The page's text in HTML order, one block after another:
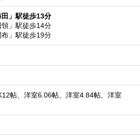
」駅徒歩13分
」駅徒歩14分
」駅徒歩19分
帖、洋室6.06帖、洋室4.84帖、洋室